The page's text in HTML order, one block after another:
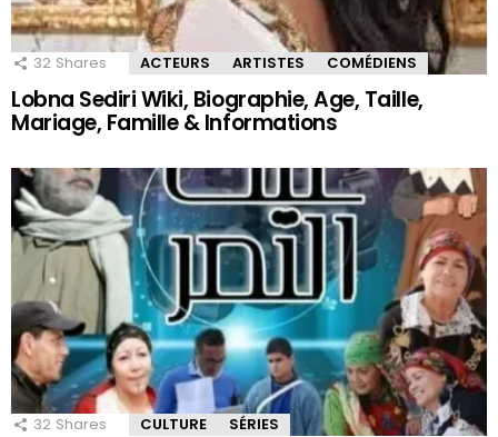
32 Shares ACTEURS ARTISTES COMÉDIENS
Lobna Sediri Wiki, Biographie, Age, Taille,
Mariage, Famille & Informations
32 Shares CULTURE SÉRIES